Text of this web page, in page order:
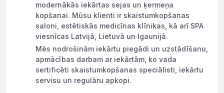
modernākās iekārtas sejas un ķermeņa
kopšanai. Mūsu klienti ir skaistumkopšanas
saloni, estētiskās medicīnas klīnikas, kā arī SPA
viesnīcas Latvijā, Lietuvā un Igaunijā.
Mēs nodrošinām iekārtu piegādi un uzstādīšanu,
apmācības darbam ar iekārtām, ko vada
sertificēti skaistumkopšanas speciālisti, iekārtu
servisu un regulāru apkopi.